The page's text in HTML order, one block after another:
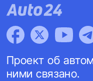
Проект об
ними связано.